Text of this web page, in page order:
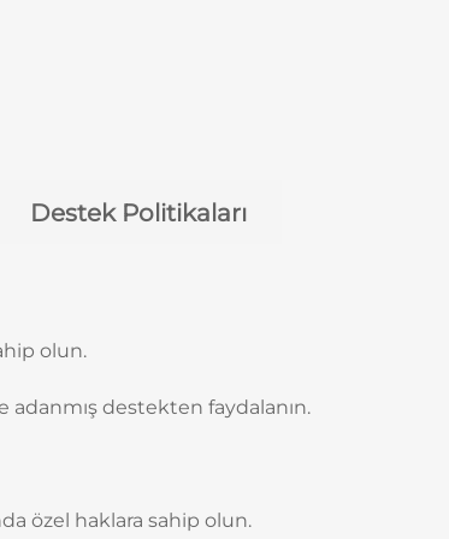
Destek Politikaları
olun.
destekten faydalanın.
özel haklara sahip olun.